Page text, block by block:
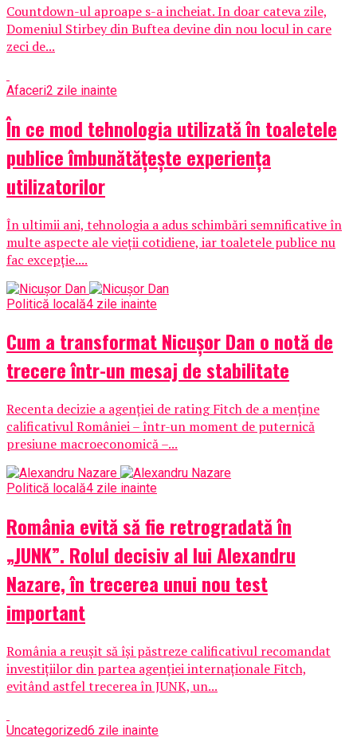
Countdown-ul aproape s-a incheiat. In doar cateva zile,
Domeniul Stirbey din Buftea devine din nou locul in care
zeci de...
Afaceri2 zile inainte
În ce mod tehnologia utilizată în toaletele
publice îmbunătățește experiența
utilizatorilor
În ultimii ani, tehnologia a adus schimbări semnificative în
multe aspecte ale vieții cotidiene, iar toaletele publice nu
fac excepție....
Politică locală4 zile inainte
Cum a transformat Nicușor Dan o notă de
trecere într-un mesaj de stabilitate
Recenta decizie a agenției de rating Fitch de a menține
calificativul României – într-un moment de puternică
presiune macroeconomică –...
Politică locală4 zile inainte
România evită să fie retrogradată în
„JUNK”. Rolul decisiv al lui Alexandru
Nazare, în trecerea unui nou test
important
România a reușit să își păstreze calificativul recomandat
investițiilor din partea agenției internaționale Fitch,
evitând astfel trecerea în JUNK, un...
Uncategorized6 zile inainte